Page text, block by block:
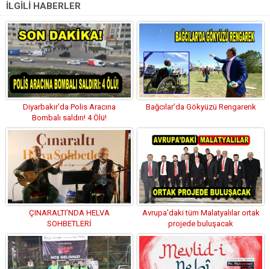
İLGİLİ HABERLER
Diyarbakır’da Polis Aracına
Bombalı saldırı! 4 Ölü!
Bağcılar’da Gökyüzü Rengarenk
ÇINARALTI’NDA HELVA
SOHBETLERİ
Avrupa’daki tüm Malatyalılar ortak
projede buluşacak